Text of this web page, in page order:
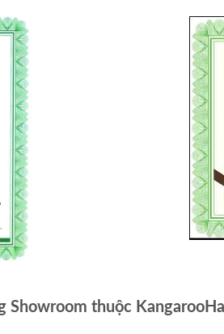
Showroom thuộc